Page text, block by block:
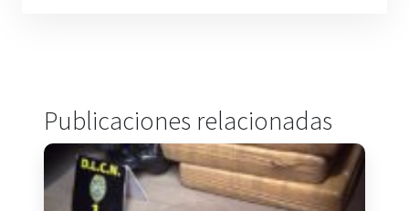
Publicaciones relacionadas